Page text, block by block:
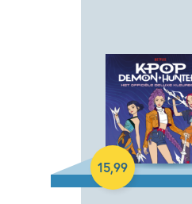
15,99
Paperback